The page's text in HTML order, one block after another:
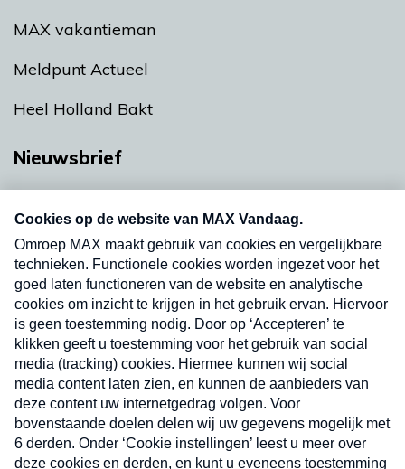
MAX vakantieman
Meldpunt Actueel
Heel Holland Bakt
Nieuwsbrief
nieuwsbrief. Elke vrijdag- en dinsdagochtend in
uw mailbox.
Verzend
Nieuwsbrief